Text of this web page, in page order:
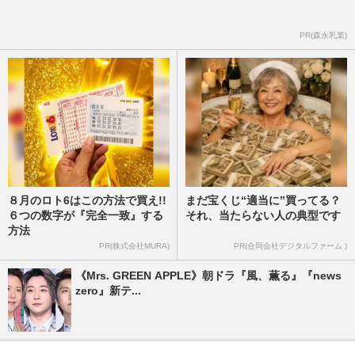
PR(森永乳業)
８月のロト6はこの方法で買え!!
６つの数字が『完全一致』する
方法
PR(株式会社MURA)
まだ宝くじ“適当に”買ってる？
それ、当たらない人の典型です
PR(合同会社デジタルファーム )
《Mrs. GREEN APPLE》朝ドラ『風、薫る』『news
zero』新テ...